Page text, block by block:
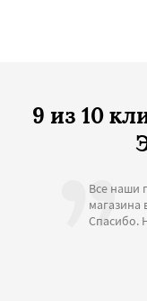
9 из 10
Все наши
магазина
Спасибо.